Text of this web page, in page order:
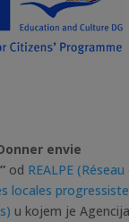
envie
od REALPE (Réseau
locales
u kojem je